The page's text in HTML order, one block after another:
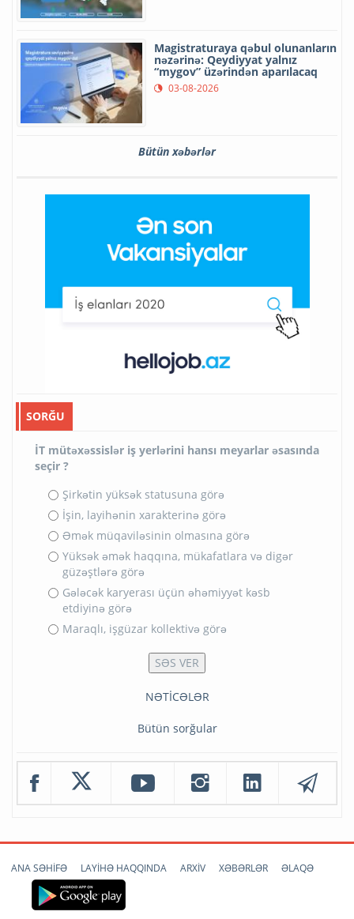
Magistraturaya qəbul olunanların
nəzərinə: Qeydiyyat yalnız
“mygov” üzərindən aparılacaq
03-08-2026
Bütün xəbərlər
SORĞU
İT mütəxəssislər iş yerlərini hansı meyarlar əsasında
seçir ?
Şirkətin yüksək statusuna görə
İşin, layihənin xarakterinə görə
Əmək müqaviləsinin olmasına görə
Yüksək əmək haqqına, mükafatlara və digər
güzəştlərə görə
Gələcək karyerası üçün əhəmiyyət kəsb
etdiyinə görə
Maraqlı, işgüzar kollektivə görə
NƏTİCƏLƏR
Bütün sorğular
ANA SƏHİFƏ LAYİHƏ HAQQINDA ARXİV XƏBƏRLƏR ƏLAQƏ